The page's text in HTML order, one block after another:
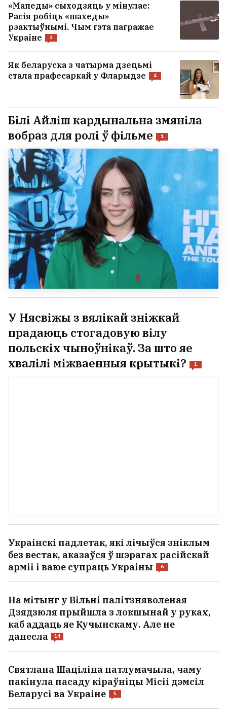
«Мапеды» сыходзяць у мінулае:
Расія робіць «шахеды»
рэактыўнымі. Чым гэта пагражае
Украіне
3
Як беларуска з чатырма дзецьмі
стала прафесаркай у Фларыдзе
4
Білі Айліш кардынальна змяніла
вобраз для ролі ў фільме
1
У Нясвіжы з вялікай зніжкай
прадаюць стогадовую вілу
польскіх чыноўнікаў. За што яе
хвалілі міжваенныя крытыкі?
1
Украінскі падлетак, які лічыўся зніклым
без вестак, аказаўся ў шэрагах расійскай
арміі і ваюе супраць Украіны
6
На мітынг у Вільні палітзняволеная
Дзядзюля прыйшла з локшынай у руках,
каб аддаць яе Кучынскаму. Але не
данесла
14
Святлана Шаціліна патлумачыла, чаму
пакінула пасаду кіраўніцы Місіі дэмсіл
Беларусі ва Украіне
5